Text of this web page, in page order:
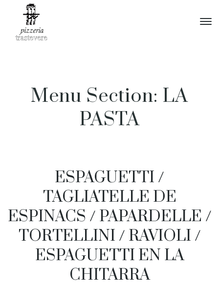
Menu Section: LA
PASTA
ESPAGUETTI /
TAGLIATELLE DE
ESPINACS / PAPARDELLE /
TORTELLINI / RAVIOLI /
ESPAGUETTI EN LA
CHITARRA